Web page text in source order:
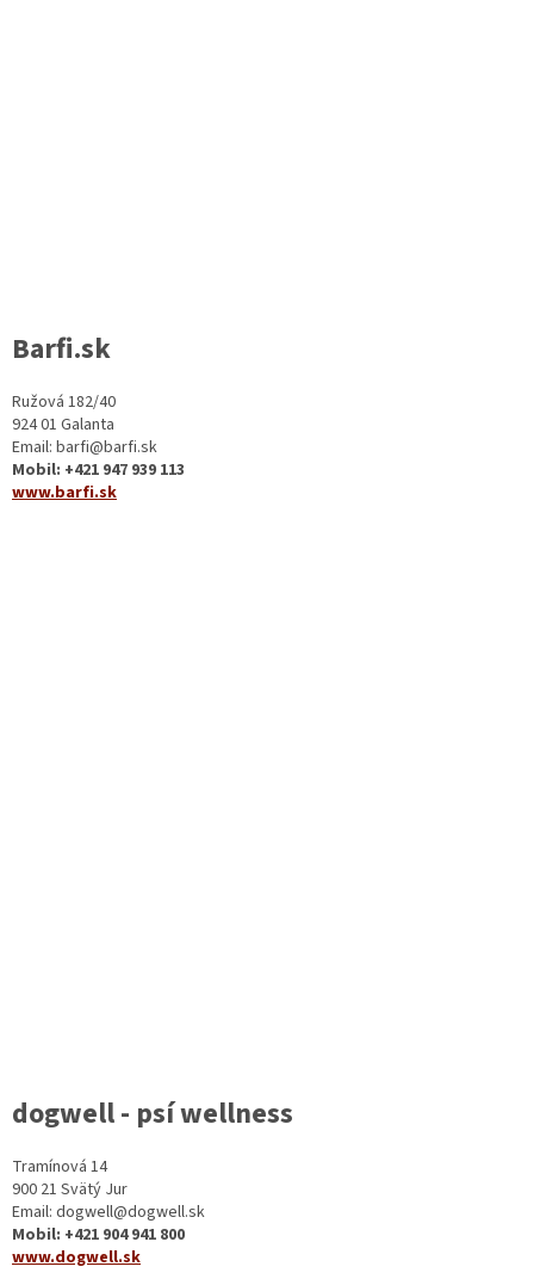
Barfi.sk
Ružová 182/40
924 01 Galanta
Email: barfi@barfi.sk
Mobil: +421 947 939 113
www.barfi.sk
dogwell - psí wellness
Tramínová 14
900 21 Svätý Jur
Email: dogwell@dogwell.sk
Mobil: +421 904 941 800
www.dogwell.sk